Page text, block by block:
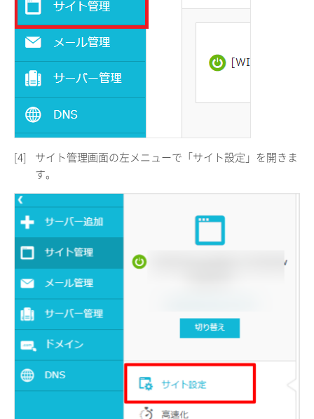
[4]
サイト管理画面の左メニューで「サイト設定」を開きま
す。